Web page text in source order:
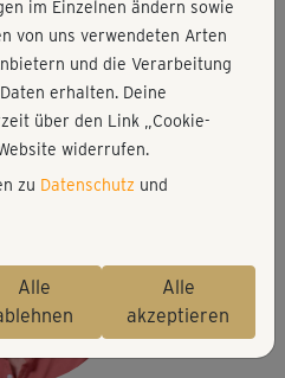
im Einzelnen ändern sowie
von uns verwendeten Arten
und die Verarbeitung
erhalten. Deine
über den Link „Cookie-
widerrufen.
zu Datenschutz und
Alle
Alle
akzeptieren